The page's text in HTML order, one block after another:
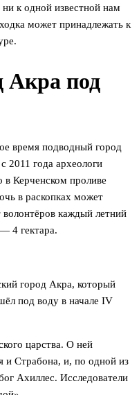
к одной известной нам
может принадлежать к
Акра под
время подводный город
2011 года археологи
Керченском проливе
в раскопках может
каждый летний
4 гектара.
город Акра, который
под воду в начале IV
царства. О ней
и Страбона, и, по одной из
Ахиллес. Исследователи